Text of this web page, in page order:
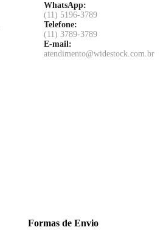
WhatsApp:
(11) 5196-3789
Telefone:
(11) 3789-3789
E-mail:
atendimento@widestock.com.br
Formas de Envio